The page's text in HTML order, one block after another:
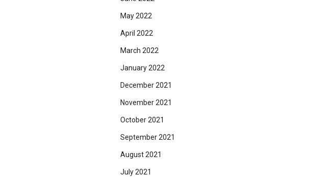
May 2022
April 2022
March 2022
January 2022
December 2021
November 2021
October 2021
September 2021
August 2021
July 2021